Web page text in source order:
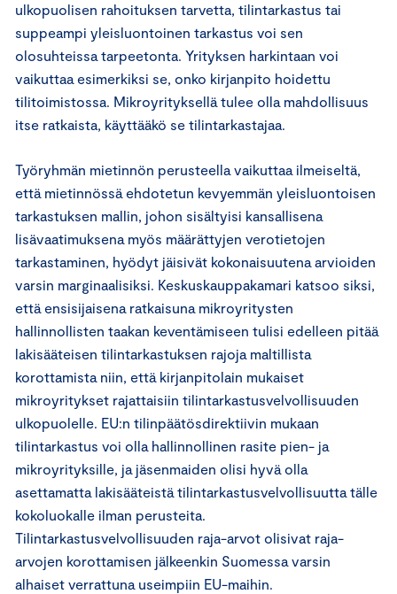
ulkopuolisen rahoituksen tarvetta, tilintarkastus tai
suppeampi yleisluontoinen tarkastus voi sen
olosuhteissa tarpeetonta. Yrityksen harkintaan voi
vaikuttaa esimerkiksi se, onko kirjanpito hoidettu
tilitoimistossa. Mikroyrityksellä tulee olla mahdollisuus
itse ratkaista, käyttääkö se tilintarkastajaa.
Työryhmän mietinnön perusteella vaikuttaa ilmeiseltä,
että mietinnössä ehdotetun kevyemmän yleisluontoisen
tarkastuksen mallin, johon sisältyisi kansallisena
lisävaatimuksena myös määrättyjen verotietojen
tarkastaminen, hyödyt jäisivät kokonaisuutena arvioiden
varsin marginaalisiksi. Keskuskauppakamari katsoo siksi,
että ensisijaisena ratkaisuna mikroyritysten
hallinnollisten taakan keventämiseen tulisi edelleen pitää
lakisääteisen tilintarkastuksen rajoja maltillista
korottamista niin, että kirjanpitolain mukaiset
mikroyritykset rajattaisiin tilintarkastusvelvollisuuden
ulkopuolelle. EU:n tilinpäätösdirektiivin mukaan
tilintarkastus voi olla hallinnollinen rasite pien- ja
mikroyrityksille, ja jäsenmaiden olisi hyvä olla
asettamatta lakisääteistä tilintarkastusvelvollisuutta tälle
kokoluokalle ilman perusteita.
Tilintarkastusvelvollisuuden raja-arvot olisivat raja-
arvojen korottamisen jälkeenkin Suomessa varsin
alhaiset verrattuna useimpiin EU-maihin.